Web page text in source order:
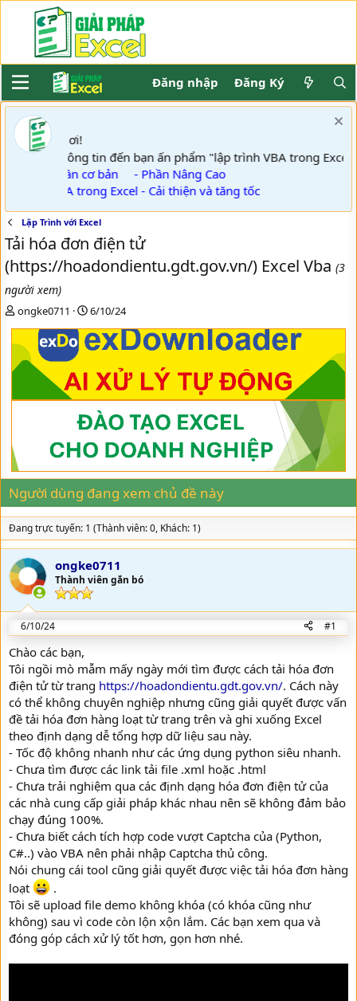
Đăng nhập Đăng Ký
Khách ơi!
GPE thông tin đến bạn ấn phẩm "lập trình VBA trong
- Phần cơ bản
- Phần Nâng Cao
- VBA trong Excel - Cải thiện và tăng tốc
Lập Trình với Excel
Tải hóa đơn điện tử
(https://hoadondientu.gdt.gov.vn/) Excel Vba (3
người xem)
T
a
s
e
r
ongke0711
N
à
y
i
6/10/24
Người dùng đang xem chủ đề này
Đang trực tuyến: 1 (Thành viên: 0, Khách: 1)
ongke0711
Thành viên gắn bó
6/10/24 #1
Chào các bạn,
Tôi ngồi mò mẫm mấy ngày mới tìm được cách tải hóa đơn
điện tử từ trang https://hoadondientu.gdt.gov.vn/. Cách này
có thể không chuyên nghiệp nhưng cũng giải quyết được vấn
đề tải hóa đơn hàng loạt từ trang trên và ghi xuống Excel
theo định dạng dễ tổng hợp dữ liệu sau này.
- Tốc độ không nhanh như các ứng dụng python siêu nhanh.
- Chưa tìm được các link tải file .xml hoặc .html
- Chưa trải nghiệm qua các định dạng hóa đơn điện tử của
các nhà cung cấp giải pháp khác nhau nên sẽ không đảm bảo
chạy đúng 100%.
- Chưa biết cách tích hợp code vượt Captcha của (Python,
C#..) vào VBA nên phải nhập Captcha thủ công.
Nói chung cái tool cũng giải quyết được việc tải hóa đơn hàng
loạt
.
Tôi sẽ upload file demo không khóa (có khóa cũng như
không) sau vì code còn lộn xộn lắm. Các bạn xem qua và
đóng góp cách xử lý tốt hơn, gọn hơn nhé.